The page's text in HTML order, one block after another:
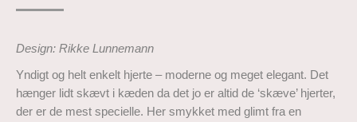
Design: Rikke Lunnemann
Yndigt og helt enkelt hjerte – moderne og meget elegant. Det
hænger lidt skævt i kæden da det jo er altid de ‘skæve’ hjerter,
der er de mest specielle. Her smykket med glimt fra en